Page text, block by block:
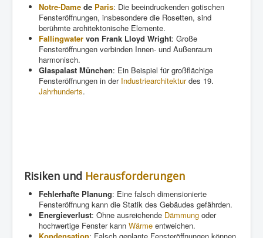
Notre-Dame de Paris: Die beeindruckenden gotischen
Fensteröffnungen, insbesondere die Rosetten, sind
berühmte architektonische Elemente.
Fallingwater von Frank Lloyd Wright: Große
Fensteröffnungen verbinden Innen- und Außenraum
harmonisch.
Glaspalast München: Ein Beispiel für großflächige
Fensteröffnungen in der Industriearchitekturdes 19.
Jahrhunderts.
Risiken und Herausforderungen
Fehlerhafte Planung: Eine falsch dimensionierte
Fensteröffnung kann die Statik des Gebäudes gefährden.
Energieverlust: Ohne ausreichende Dämmung oder
hochwertige Fenster kann Wärme entweichen.
Kondensation: Falsch geplante Fensteröffnungen können